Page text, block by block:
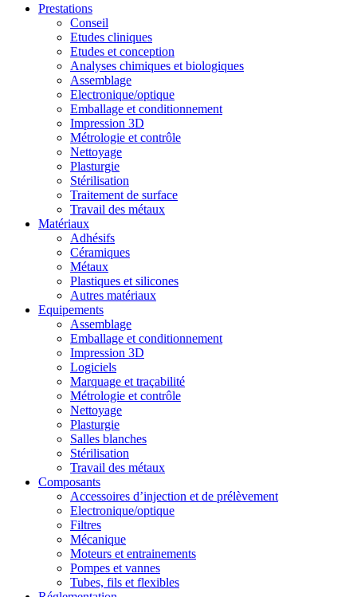
Prestations
Conseil
Etudes cliniques
Etudes et conception
Analyses chimiques et biologiques
Assemblage
Electronique/optique
Emballage et conditionnement
Impression 3D
Métrologie et contrôle
Nettoyage
Plasturgie
Stérilisation
Traitement de surface
Travail des métaux
Matériaux
Adhésifs
Céramiques
Métaux
Plastiques et silicones
Autres matériaux
Equipements
Assemblage
Emballage et conditionnement
Impression 3D
Logiciels
Marquage et traçabilité
Métrologie et contrôle
Nettoyage
Plasturgie
Salles blanches
Stérilisation
Travail des métaux
Composants
Accessoires d’injection et de prélèvement
Electronique/optique
Filtres
Mécanique
Moteurs et entrainements
Pompes et vannes
Tubes, fils et flexibles